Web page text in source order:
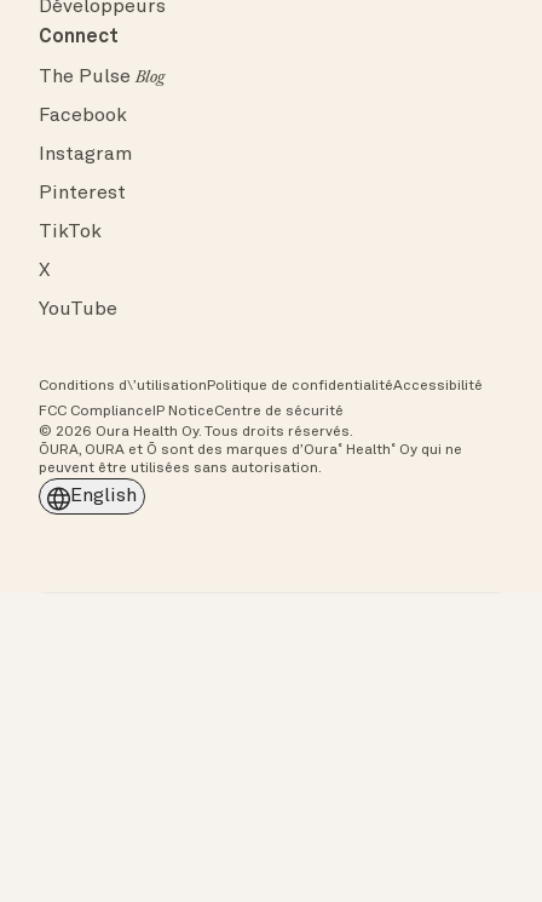
Développeurs
Connect
The PulseBlog
Facebook
Instagram
Pinterest
TikTok
X
YouTube
Conditions d\’utilisation Politique de confidentialitéAccessibilité
FCC Compliance IP NoticeCentre de sécurité
© 2026 Oura Health Oy. Tous droits réservés.
ŌURA, OURA et Ō sont des marques d’Oura˚ Health˚ Oy qui ne
peuvent être utilisées sans autorisation.
English